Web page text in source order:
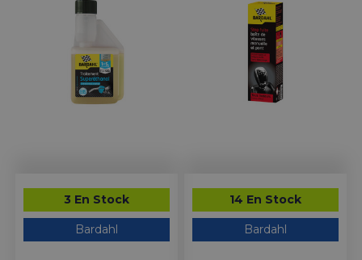
3 En Stock
Bardahl
14 En Stock
Bardahl